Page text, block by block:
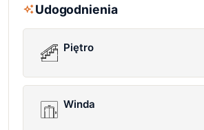
Udogodnienia
Piętro
Winda